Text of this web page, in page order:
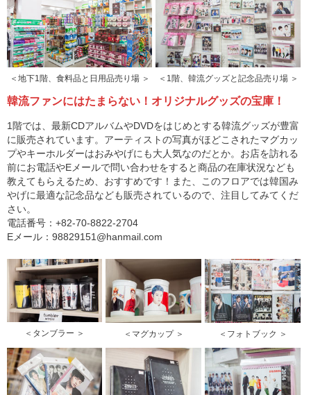
＜地下1階、食料品と日用品売り場 ＞ ＜1階、韓流グッズと記念品売り場 ＞
韓流ファンにはたまらない！オリジナルグッズの宝庫！
1階では、最新CDアルバムやDVDをはじめとする韓流グッズが豊富
に販売されています。アーティストの写真がほどこされたマグカッ
プやキーホルダーはおみやげにも大人気なのだとか。お店を訪れる
前にお電話やEメールで問い合わせをすると商品の在庫状況なども
教えてもらえるため、おすすめです！また、このフロアでは韓国み
やげに最適な記念品なども販売されているので、注目してみてくだ
さい。
電話番号：+82-70-8822-2704
Eメール：98829151@hanmail.com
＜タンブラー ＞ ＜マグカップ ＞ ＜フォトブック ＞